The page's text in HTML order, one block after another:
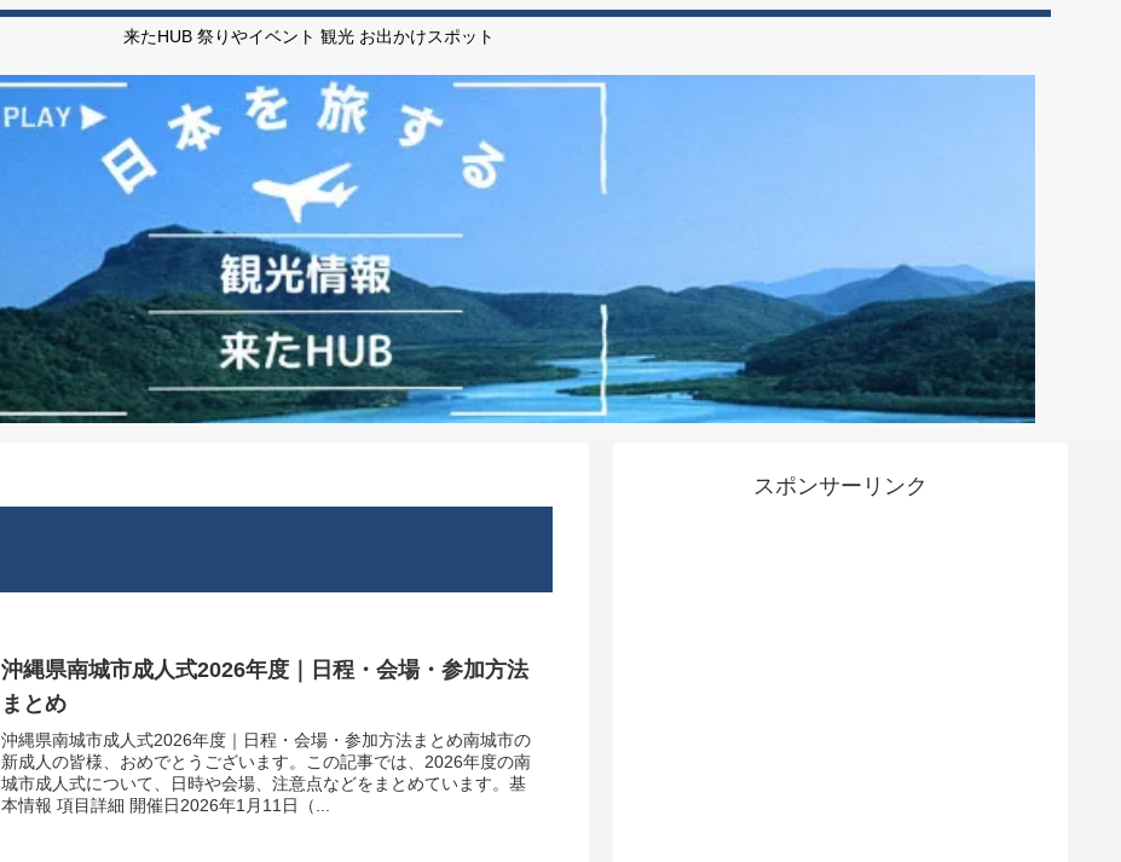
来たHUB 祭りやイベント 観光 お出かけスポット
沖縄県南城市成人式2026年度｜日程・会場・参加方法
まとめ
沖縄県南城市成人式2026年度｜日程・会場・参加方法まとめ南城市の
新成人の皆様、おめでとうございます。この記事では、2026年度の南
城市成人式について、日時や会場、注意点などをまとめています。基
本情報 項目詳細 開催日2026年1月11日（...
スポンサーリンク